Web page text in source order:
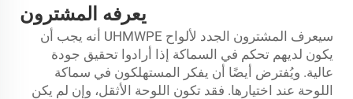
يعرفه المشترون
سيعرف المشترون الجدد لألواح UHMWPE أنه يجب أن
يكون لديهم تحكم في السماكة إذا أرادوا تحقيق جودة
عالية. ويُفترض أيضًا أن يفكر المستهلكون في سماكة
اللوحة عند اختيارها. فقد تكون اللوحة الأثقل، وإن لم يكن